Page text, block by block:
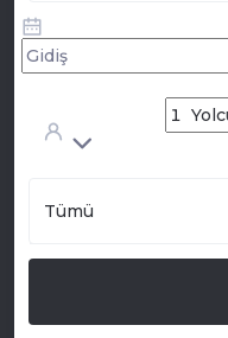
Tümü